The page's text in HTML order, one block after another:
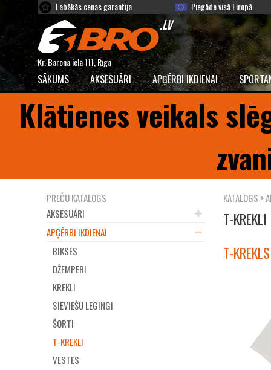
Labākās cenas garantija Piegāde visā Eiropā
Kr. Barona iela 111, Rīga
SĀKUMS AKSESUĀRI APĢĒRBI IKDIENAI
Klātienes veikals
PREČU KATALOGS
AKSESUĀRI
APĢĒRBI IKDIENAI
BIKSES
DŽEMPERI
KREKLI
SIEVIEŠU LEGINGI
ŠORTI
T-KREKLI
VESTES
KATALOGS >
T-KREKLI
T-